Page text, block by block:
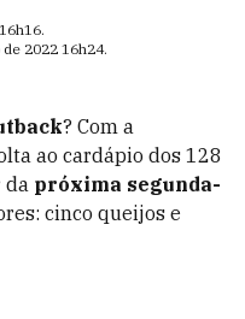
16h16.
2022 16h24.
? Com a
ao cardápio dos 128
da próxima segunda-
cinco queijos e